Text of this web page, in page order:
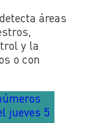
áreas
y la
o con
jueves 5